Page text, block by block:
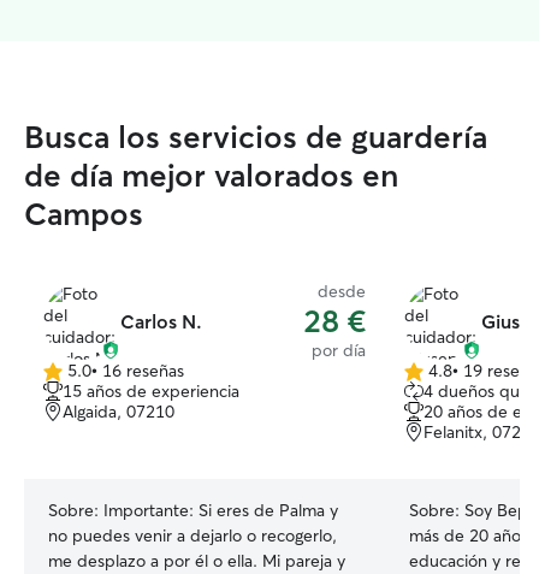
Busca los servicios de guardería
de día mejor valorados en
Campos
Carlos N.
desde
28 €
por día
5.0
de
5
5.0• 16 reseñas
15 años de experiencia
Algaida, 07210
Sobre: Importante: Si eres de Palma y
no puedes venir a dejarlo o recogerlo,
me desplazo a por él o ella. Mi pareja y
4.8
de
5
estrellas
4.8• 19
4 dueños que
20 años de
Felanitx, 07209
Sobre: Soy
más de 20 años
educación y